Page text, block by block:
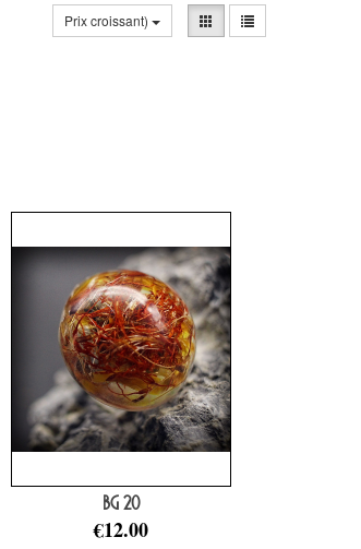
Prix croissant)
BG 20
€12.00